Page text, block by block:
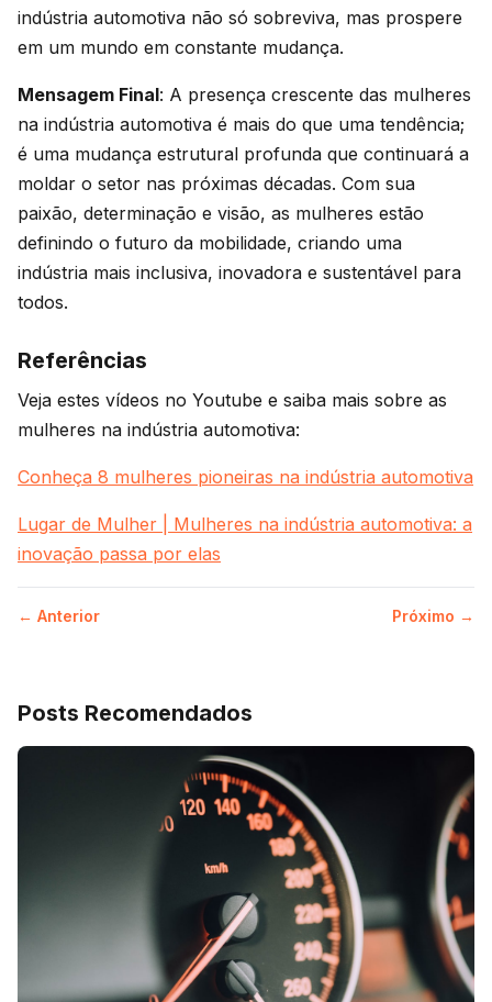
indústria automotiva não só sobreviva, mas prospere
em um mundo em constante mudança.
Mensagem Final: A presença crescente das mulheres
na indústria automotiva é mais do que uma tendência;
é uma mudança estrutural profunda que continuará a
moldar o setor nas próximas décadas. Com sua
paixão, determinação e visão, as mulheres estão
definindo o futuro da mobilidade, criando uma
indústria mais inclusiva, inovadora e sustentável para
todos.
Referências
Veja estes vídeos no Youtube e saiba mais sobre as
mulheres na indústria automotiva:
Conheça 8 mulheres pioneiras na indústria automotiva
Lugar de Mulher | Mulheres na indústria automotiva: a
inovação passa por elas
← Anterior Próximo →
Posts Recomendados